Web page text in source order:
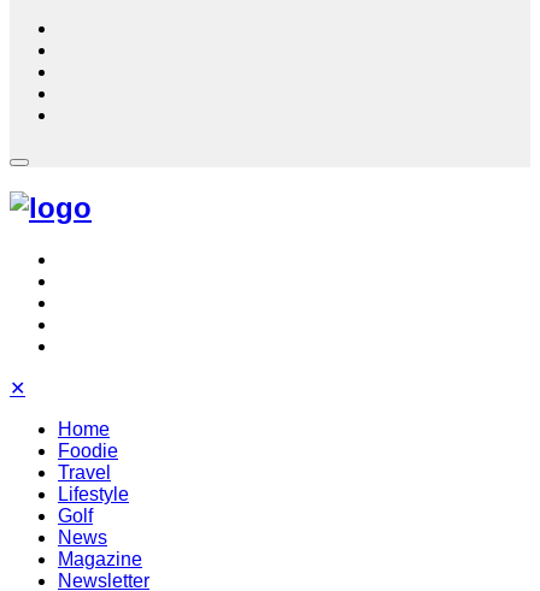
✕
Home
Foodie
Travel
Lifestyle
Golf
News
Magazine
Newsletter